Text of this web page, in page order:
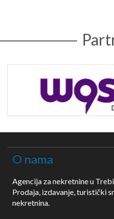
O nama
Agencija za nekretnine u
Prodaja, izdavanje, turistički
nekretnina.